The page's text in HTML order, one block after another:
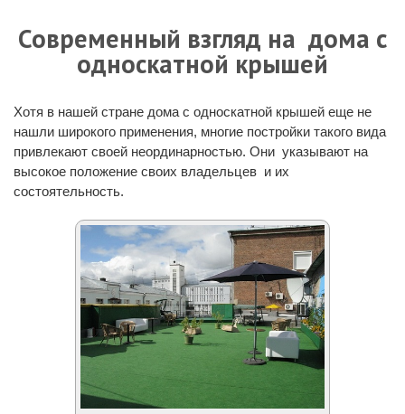
Современный взгляд на дома с
односкатной крышей
Хотя в нашей стране дома с односкатной крышей еще не
нашли широкого применения, многие постройки такого вида
привлекают своей неординарностью. Они указывают на
высокое положение своих владельцев и их
состоятельность.